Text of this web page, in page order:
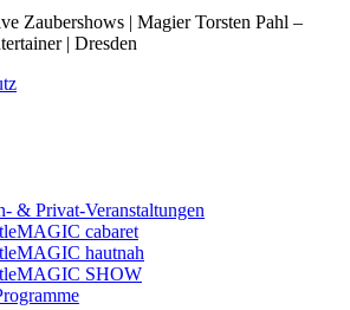
Zaubershows | Magier Torsten Pahl –
| Dresden
& Privat-Veranstaltungen
cabaret
hautnah
SHOW